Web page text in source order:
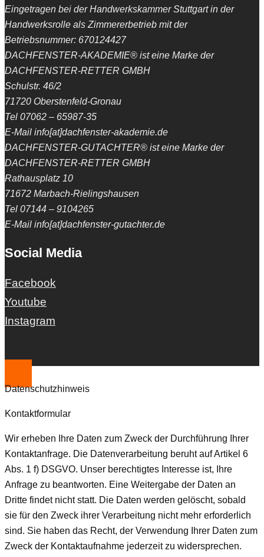
Eingetragen bei der Handwerkskammer Stuttgart in der
Handwerksrolle als Zimmererbetrieb mit der
Betriebsnummer: 670124427
DACHFENSTER-AKADEMIE® ist eine Marke der
DACHFENSTER-RETTER GMBH
Schulstr. 46/2
71720 Oberstenfeld-Gronau
Tel 07062 – 65987-35
E-Mail info[at]dachfenster-akademie.de
DACHFENSTER-GUTACHTER® ist eine Marke der
DACHFENSTER-RETTER GMBH
Rathausplatz 10
71672 Marbach-Rielingshausen
Tel 07144 – 9104265
E-Mail info[at]dachfenster-gutachter.de
Social Media
Facebook
Youtube
Instagram
Datenschutzhinweis
Kontaktformular
Wir erheben Ihre Daten zum Zweck der Durchführung Ihrer
Kontaktanfrage. Die Datenverarbeitung beruht auf Artikel 6
Abs. 1 f) DSGVO. Unser berechtigtes Interesse ist, Ihre
Anfrage zu beantworten. Eine Weitergabe der Daten an
Dritte findet nicht statt. Die Daten werden gelöscht, sobald
sie für den Zweck ihrer Verarbeitung nicht mehr erforderlich
sind. Sie haben das Recht, der Verwendung Ihrer Daten zum
Zweck der Kontaktaufnahme jederzeit zu widersprechen.